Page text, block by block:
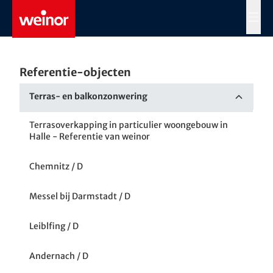
Skip to main content
Referentie-objecten
Terras- en balkonzonwering
Terrasoverkapping in particulier woongebouw in
Halle - Referentie van weinor
Chemnitz / D
Messel bij Darmstadt / D
Leiblfing / D
Andernach / D